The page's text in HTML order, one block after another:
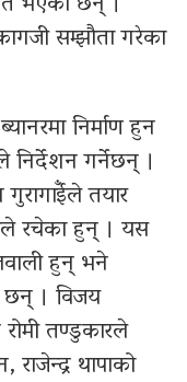
सम्झौता गरेका
निर्माण हुन
गर्नेछन् ।
तयार
रचेका हुन् । यस
हुन् भने
छन् । विजय
तण्डुकारले
थापाको